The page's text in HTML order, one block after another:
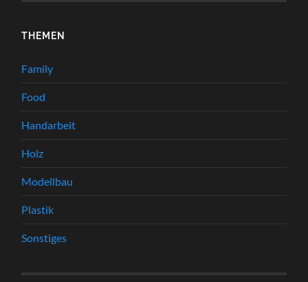
THEMEN
Family
Food
Handarbeit
Holz
Modellbau
Plastik
Sonstiges